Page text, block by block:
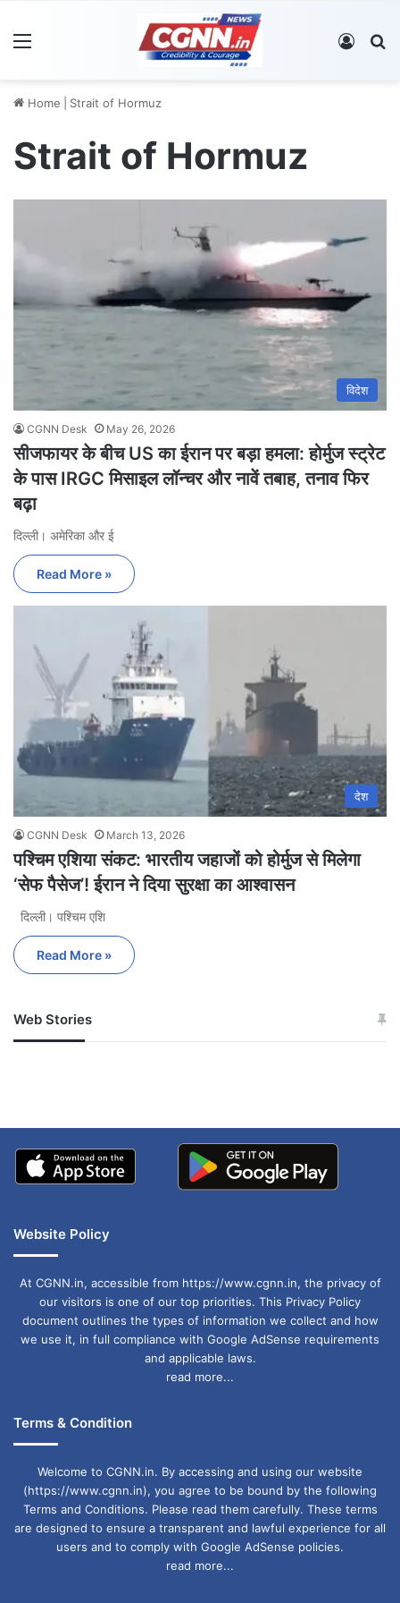
Log In
Home Strait of Hormuz
Strait of Hormuz
विदेश
CGNN Desk May 26, 2026
सीजफायर के बीच US का ईरान पर बड़ा हमला: होर्मुज स्ट्रेट
के पास IRGC मिसाइल लॉन्चर और नावें तबाह, तनाव फिर
बढ़ा
दिल्ली। अमेरिका और ई
Read More »
देश
CGNN Desk March 13, 2026
पश्चिम एशिया संकट: भारतीय जहाजों को होर्मुज से मिलेगा
‘सेफ पैसेज’! ईरान ने दिया सुरक्षा का आश्वासन
दिल्ली। पश्चिम एशि
Read More »
Web Stories
जम्मू-कश्मीर में बारिश से
अपडेट
खाई में धक्का… आरोपियों ने
Website Policy
At CGNN.in, accessible from https://www.cgnn.in, the privacy of
our visitors is one of our top priorities. This Privacy Policy
document outlines the types of information we collect and how
we use it, in full compliance with Google AdSense requirements
and applicable laws.
read more...
Terms & Condition
Welcome to CGNN.in. By accessing and using our website
(https://www.cgnn.in), you agree to be bound by the following
Terms and Conditions. Please read them carefully. These terms
are designed to ensure a transparent and lawful experience for all
users and to comply with Google AdSense policies.
read more...